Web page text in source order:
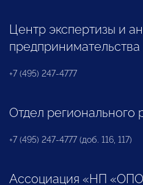
Центр экспертизы и
предпринимательства
+7 (495) 247-4777
Отдел регионального
+7 (495) 247-4777 (доб. 116, 117)
Ассоциация «НП